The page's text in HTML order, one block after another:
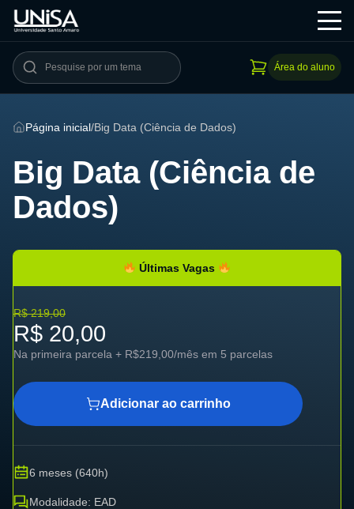
Área do aluno
Página inicial/Big Data (Ciência de Dados)
Big Data (Ciência de
Dados)
Últimas Vagas
R$ 219,00
R$ 20,00
Na primeira parcela + R$219,00/mês em 5 parcelas
Adicionar ao carrinho
6 meses (640h)
Modalidade: EAD